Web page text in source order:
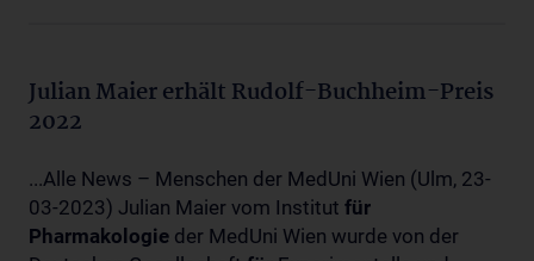
Julian Maier erhält Rudolf-Buchheim-Preis
2022
...Alle News – Menschen der MedUni Wien (Ulm, 23-
03-2023) Julian Maier vom Institut für
Pharmakologie der MedUni Wien wurde von der